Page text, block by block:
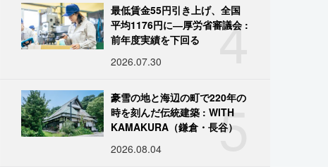
4
最低賃金55円引き上げ、全国
平均1176円に―厚労省審議会 :
前年度実績を下回る
2026.07.30
5
豪雪の地と海辺の町で220年の
時を刻んだ伝統建築 : WITH
KAMAKURA（鎌倉・長谷）
2026.08.04